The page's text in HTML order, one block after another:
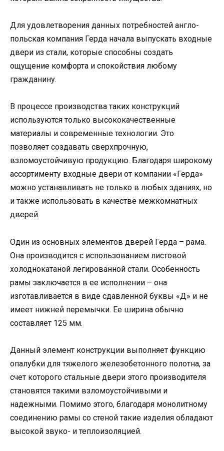
Для удовлетворения данных потребностей англо-
польская компания Герда начала выпускать входные
двери из стали, которые способны создать
ощущение комфорта и спокойствия любому
гражданину.
В процессе производства таких конструкций
используются только высококачественные
материалы и современные технологии. Это
позволяет создавать сверхпрочную,
взломоустойчивую продукцию. Благодаря широкому
ассортименту входные двери от компании «Герда»
можно устанавливать не только в любых зданиях, но
и также использовать в качестве межкомнатных
дверей.
Один из основных элементов дверей Герда – рама.
Она производится с использованием листовой
холоднокатаной легированной стали. Особенность
рамы заключается в ее исполнении – она
изготавливается в виде сдавленной буквы «Д» и не
имеет нижней перемычки. Ее ширина обычно
составляет 125 мм.
Данный элемент конструкции выполняет функцию
опалубки для тяжелого железобетонного полотна, за
счет которого стальные двери этого производителя
становятся такими взломоустойчивыми и
надежными. Помимо этого, благодаря монолитному
соединению рамы со стеной такие изделия обладают
высокой звуко- и теплоизоляцией.